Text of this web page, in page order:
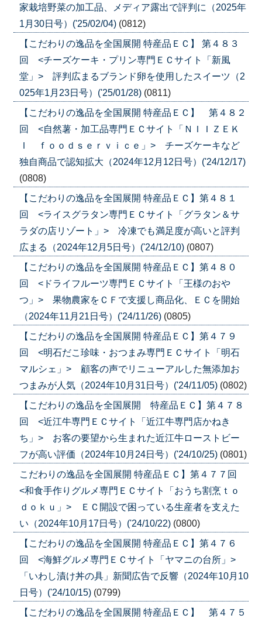
家栽培野菜の加工品、メディア露出で評判に（2025年
1月30日号）('25/02/04) (0812)
【こだわりの逸品を全国展開 特産品ＥＣ】 第４８３
回 <チーズケーキ・プリン専門ＥＣサイト「新風
堂」> 評判広まるブランド卵を使用したスイーツ（2
025年1月23日号）('25/01/28) (0811)
【こだわりの逸品を全国展開 特産品ＥＣ】 第４８２
回 <自然薯・加工品専門ＥＣサイト「ＮＩＩＺＥＫ
Ｉ ｆｏｏｄｓｅｒｖｉｃｅ」> チーズケーキなど
独自商品で認知拡大（2024年12月12日号）('24/12/17)
(0808)
【こだわりの逸品を全国展開 特産品ＥＣ】第４８１
回 <ライスグラタン専門ＥＣサイト「グラタン＆サ
ラダの店リゾート」> 冷凍でも満足度が高いと評判
広まる（2024年12月5日号）('24/12/10) (0807)
【こだわりの逸品を全国展開 特産品ＥＣ】第４８０
回 <ドライフルーツ専門ＥＣサイト「王様のおや
つ」> 果物農家をＣＦで支援し商品化、ＥＣを開始
（2024年11月21日号）('24/11/26) (0805)
【こだわりの逸品を全国展開 特産品ＥＣ】第４７９
回 <明石だこ珍味・おつまみ専門ＥＣサイト「明石
マルシェ」> 顧客の声でリニューアルした無添加お
つまみが人気（2024年10月31日号）('24/11/05) (0802)
【こだわりの逸品を全国展開 特産品ＥＣ】第４７８
回 <近江牛専門ＥＣサイト「近江牛専門店かねき
ち」> お客の要望から生まれた近江牛ローストビー
フが高い評価（2024年10月24日号）('24/10/25) (0801)
こだわりの逸品を全国展開 特産品ＥＣ】第４７７回
<和食手作りグルメ専門ＥＣサイト「おうち割烹ｔｏ
ｄｏｋｕ」> ＥＣ開設で困っている生産者を支えた
い（2024年10月17日号）('24/10/22) (0800)
【こだわりの逸品を全国展開 特産品ＥＣ】第４７６
回 <海鮮グルメ専門ＥＣサイト「ヤマニの台所」>
「いわし漬け丼の具」新聞広告で反響（2024年10月10
日号）('24/10/15) (0799)
【こだわりの逸品を全国展開 特産品ＥＣ】 第４７５